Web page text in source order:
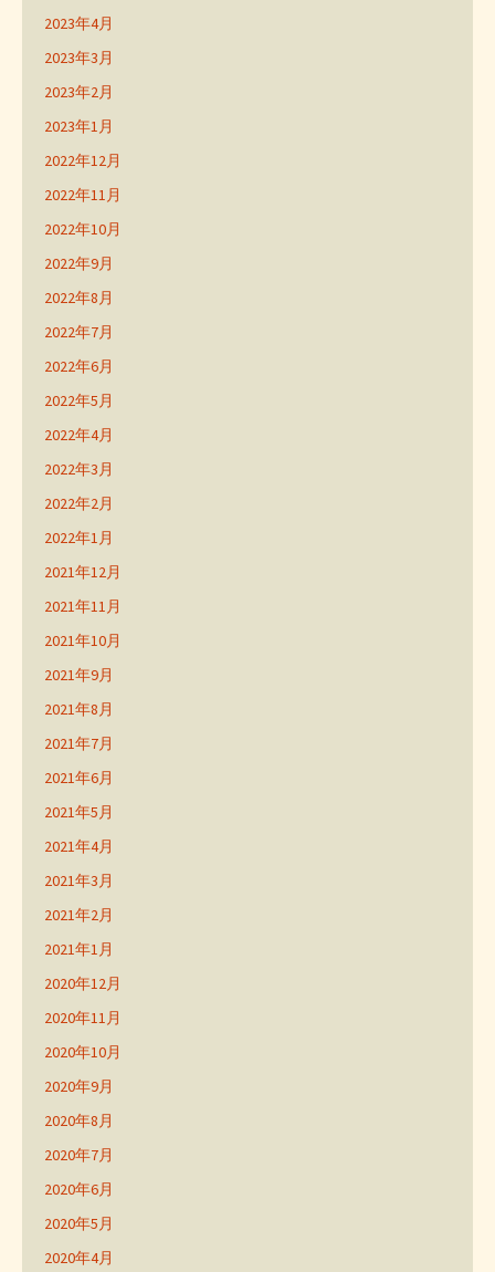
2023年4月
2023年3月
2023年2月
2023年1月
2022年12月
2022年11月
2022年10月
2022年9月
2022年8月
2022年7月
2022年6月
2022年5月
2022年4月
2022年3月
2022年2月
2022年1月
2021年12月
2021年11月
2021年10月
2021年9月
2021年8月
2021年7月
2021年6月
2021年5月
2021年4月
2021年3月
2021年2月
2021年1月
2020年12月
2020年11月
2020年10月
2020年9月
2020年8月
2020年7月
2020年6月
2020年5月
2020年4月